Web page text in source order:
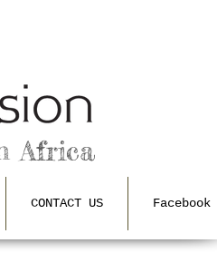
Africa
CONTACT US Facebook